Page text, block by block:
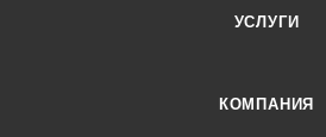
УСЛУГИ
КОМПАНИЯ